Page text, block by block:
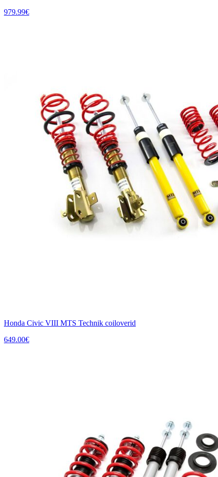
979.99€
Honda Civic VIII MTS Technik coiloverid
649.00€